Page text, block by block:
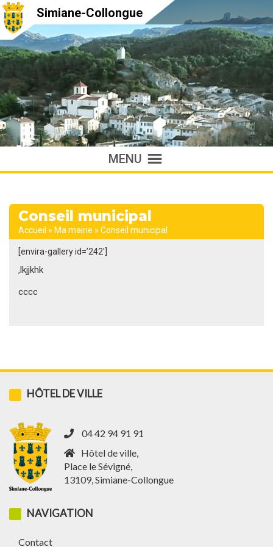
Simiane-Collongue
MENU
Conseil municipal
Accueil » Ma mairie » Conseil municipal
[envira-gallery id=’242′]
,lkjjkhk
cccc
HÔTEL DE VILLE
04 42 94 91 91
Hôtel de ville,
Place le Sévigné,
13109, Simiane-Collongue
NAVIGATION
Contact